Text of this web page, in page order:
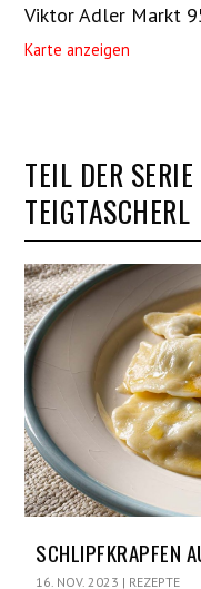
Viktor Adler Markt
Karte anzeigen
TEIL DER
TEIGTASCHERL
SCHLIPFKRAPFEN
16. NOV. 2023 | REZEPTE